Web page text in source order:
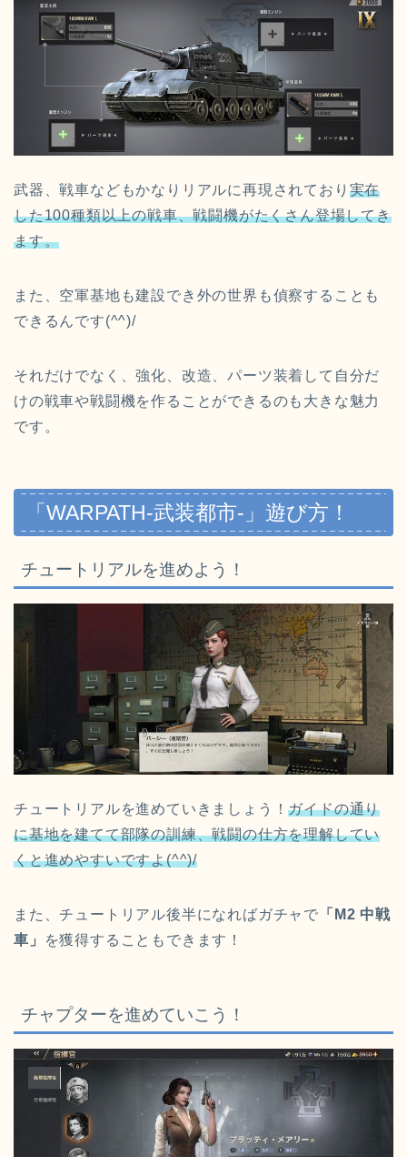
武器、戦車などもかなりリアルに再現されており 実在
した100種類以上の戦車、戦闘機がたくさん登場してき
ます。
また、空軍基地も建設でき外の世界も偵察することも
できるんです(^^)/
それだけでなく、強化、改造、パーツ装着して自分だ
けの戦車や戦闘機を作ることができるのも大きな魅力
です。
「WARPATH‐武装都市‐」遊び方！
チュートリアルを進めよう！
チュートリアルを進めていきましょう！ガイドの通り
に基地を建てて部隊の訓練、戦闘の仕方を理解してい
くと進めやすいですよ(^^)/
また、チュートリアル後半になればガチャで 「M2 中戦
車」
を獲得することもできます！
チャプターを進めていこう！